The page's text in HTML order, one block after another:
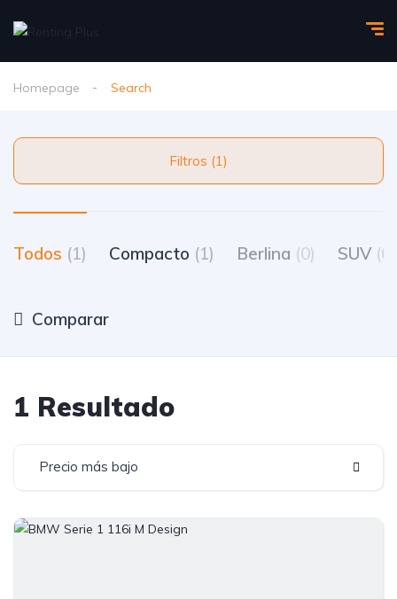
Homepage Search
Filtros (1)
Todos (1) Compacto (1) Berlina (0) SUV (0)
Comparar
1 Resultado
Precio más bajo